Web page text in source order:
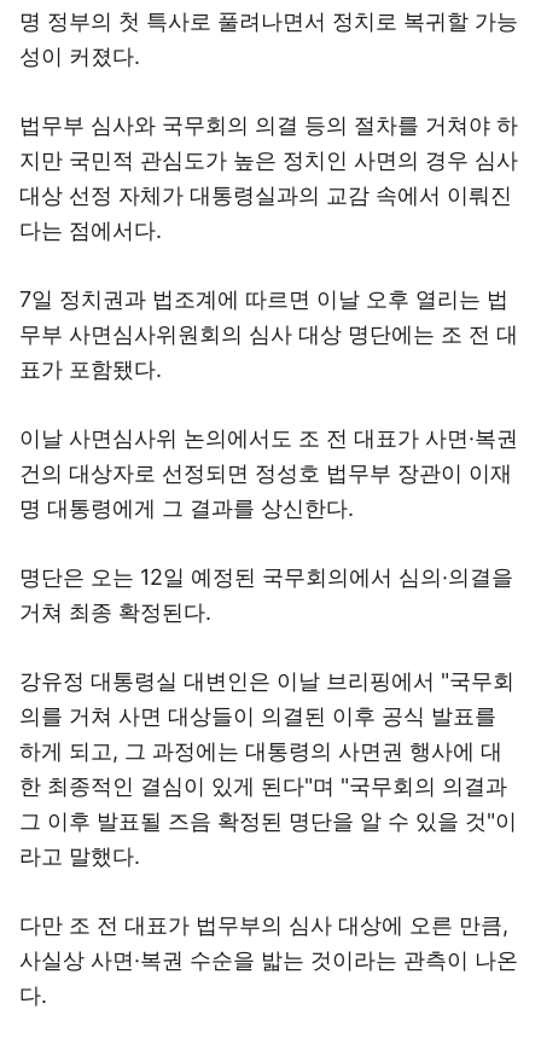
명 정부의 첫 특사로 풀려나면서 정치로 복귀할 가능
성이 커졌다.
법무부 심사와 국무회의 의결 등의 절차를 거쳐야 하
지만 국민적 관심도가 높은 정치인 사면의 경우 심사
대상 선정 자체가 대통령실과의 교감 속에서 이뤄진
다는 점에서다.
7일 정치권과 법조계에 따르면 이날 오후 열리는 법
무부 사면심사위원회의 심사 대상 명단에는 조 전 대
표가 포함됐다.
이날 사면심사위 논의에서도 조 전 대표가 사면·복권
건의 대상자로 선정되면 정성호 법무부 장관이 이재
명 대통령에게 그 결과를 상신한다.
명단은 오는 12일 예정된 국무회의에서 심의·의결을
거쳐 최종 확정된다.
강유정 대통령실 대변인은 이날 브리핑에서 "국무회
의를 거쳐 사면 대상들이 의결된 이후 공식 발표를
하게 되고, 그 과정에는 대통령의 사면권 행사에 대
한 최종적인 결심이 있게 된다"며 "국무회의 의결과
그 이후 발표될 즈음 확정된 명단을 알 수 있을 것"이
라고 말했다.
다만 조 전 대표가 법무부의 심사 대상에 오른 만큼,
사실상 사면·복권 수순을 밟는 것이라는 관측이 나온
다.